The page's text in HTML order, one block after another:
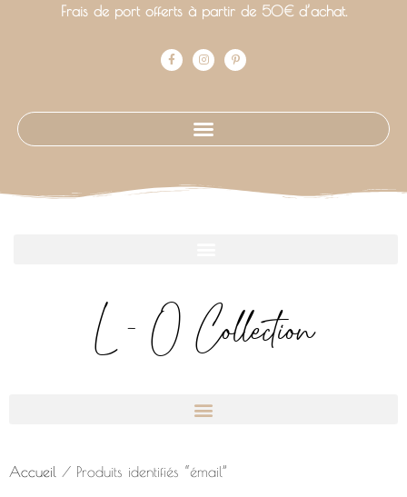
Frais de port offerts à partir de 50€ d’achat.
L - O Collection
Accueil / Produits identifiés “émail”